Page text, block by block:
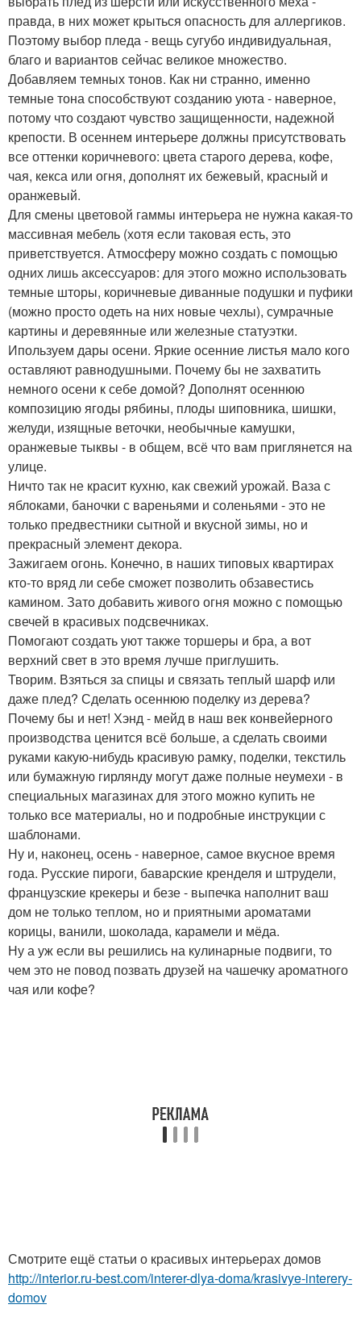
правда, в них может крыться опасность для аллергиков.
Поэтому выбор пледа - вещь сугубо индивидуальная,
благо и вариантов сейчас великое множество.
Добавляем темных тонов. Как ни странно, именно
темные тона способствуют созданию уюта - наверное,
потому что создают чувство защищенности, надежной
крепости. В осеннем интерьере должны присутствовать
все оттенки коричневого: цвета старого дерева, кофе,
чая, кекса или огня, дополнят их бежевый, красный и
оранжевый.
Для смены цветовой гаммы интерьера не нужна какая-то
массивная мебель (хотя если таковая есть, это
приветствуется. Атмосферу можно создать с помощью
одних лишь аксессуаров: для этого можно использовать
темные шторы, коричневые диванные подушки и пуфики
(можно просто одеть на них новые чехлы), сумрачные
картины и деревянные или железные статуэтки.
Ипользуем дары осени. Яркие осенние листья мало кого
оставляют равнодушными. Почему бы не захватить
немного осени к себе домой? Дополнят осеннюю
композицию ягоды рябины, плоды шиповника, шишки,
желуди, изящные веточки, необычные камушки,
оранжевые тыквы - в общем, всё что вам приглянется на
улице.
Ничто так не красит кухню, как свежий урожай. Ваза с
яблоками, баночки с вареньями и соленьями - это не
только предвестники сытной и вкусной зимы, но и
прекрасный элемент декора.
Зажигаем огонь. Конечно, в наших типовых квартирах
кто-то вряд ли себе сможет позволить обзавестись
камином. Зато добавить живого огня можно с помощью
свечей в красивых подсвечниках.
Помогают создать уют также торшеры и бра, а вот
верхний свет в это время лучше приглушить.
Творим. Взяться за спицы и связать теплый шарф или
даже плед? Сделать осеннюю поделку из дерева?
Почему бы и нет! Хэнд - мейд в наш век конвейерного
производства ценится всё больше, а сделать своими
руками какую-нибудь красивую рамку, поделки, текстиль
или бумажную гирлянду могут даже полные неумехи - в
специальных магазинах для этого можно купить не
только все материалы, но и подробные инструкции с
шаблонами.
Ну и, наконец, осень - наверное, самое вкусное время
года. Русские пироги, баварские кренделя и штрудели,
французские крекеры и безе - выпечка наполнит ваш
дом не только теплом, но и приятными ароматами
корицы, ванили, шоколада, карамели и мёда.
Ну а уж если вы решились на кулинарные подвиги, то
чем это не повод позвать друзей на чашечку ароматного
чая или кофе?
Смотрите ещё статьи о красивых интерьерах домов
http://interior.ru-best.com/interer-dlya-doma/krasivye-interery-
domov